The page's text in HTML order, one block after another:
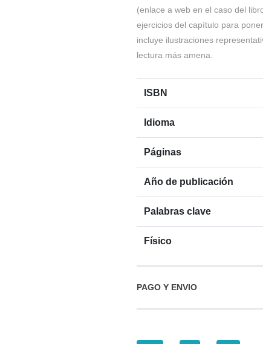
(enlace a web en el caso del
ejercicios del capítulo para
incluye ilustraciones
lectura más amena.
ISBN
Idioma
Páginas
Año de publicación
Palabras clave
Físico
PAGO Y ENVIO